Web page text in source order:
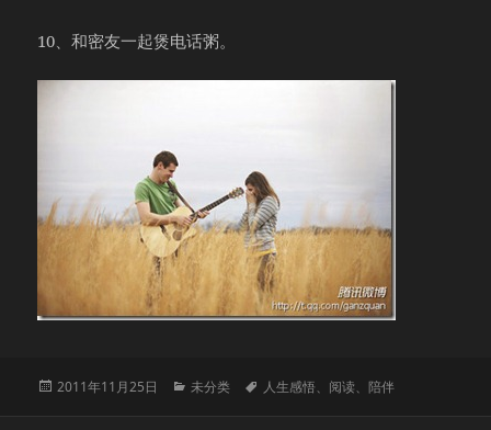
10、和密友一起煲电话粥。
发
2011年11月25日
分
未分类
标
人生感悟、 阅读、陪伴